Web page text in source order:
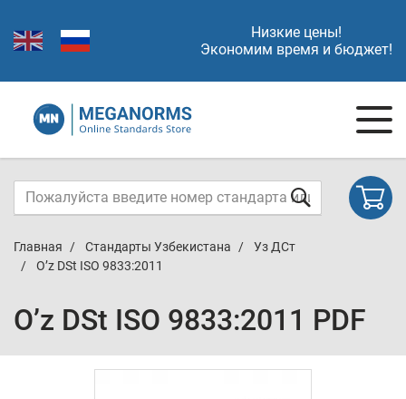
Низкие цены!
Экономим время и бюджет!
Главная Стандарты Узбекистана
Уз ДСт
O’z DSt ISO 9833:2011
O’z DSt ISO 9833:2011 PDF